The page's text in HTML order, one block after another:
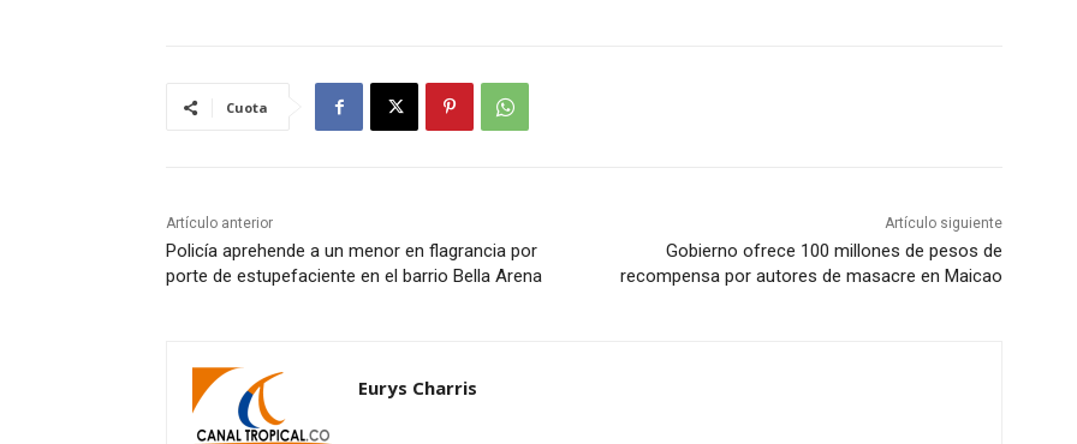
Cuota
Artículo anterior
Policía aprehende a un menor en flagrancia por
porte de estupefaciente en el barrio Bella Arena
Artículo siguiente
Gobierno ofrece 100 millones de pesos de
recompensa por autores de masacre en Maicao
Eurys Charris